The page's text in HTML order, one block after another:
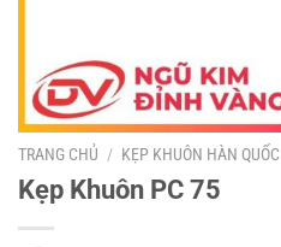
TRANG CHỦ / KẸP KHUÔN HÀN QUỐC
Kẹp Khuôn PC 75